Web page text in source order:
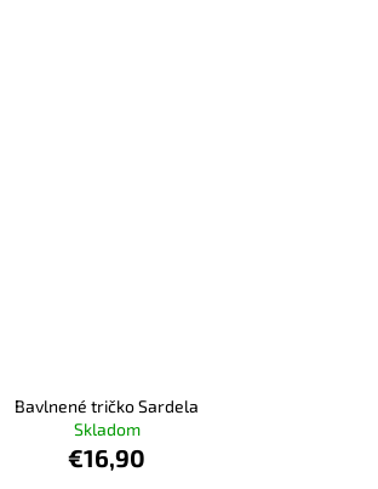
Bavlnené tričko Sardela
Skladom
€16,90